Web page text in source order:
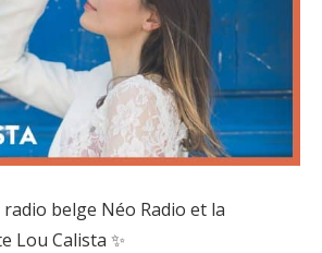
belge Néo Radio et la
Lou Calista ✨